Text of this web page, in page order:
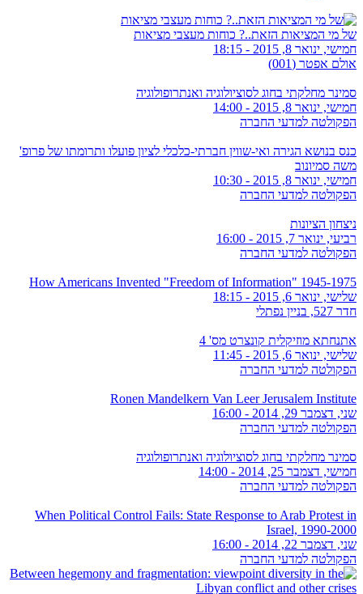
של מי המציאות הזאת..? כוחות מעצבי מציאות
חמישי, ינואר 8, 2015 - 18:15
אולם אפטר (001)
סמינר מחלקתי בחוג לסוציולוגיה ואנתרופולוגיה
חמישי, ינואר 8, 2015 - 14:00
הפקולטה למדעי החברה
כנס בנושא הגירה ואי-שווין חברתי-כלכלי לציון פועלו ותרומתו של פרופ'
משה סמיונוב
חמישי, ינואר 8, 2015 - 10:30
הפקולטה למדעי החברה
ניצחון הציונות
רביעי, ינואר 7, 2015 - 16:00
הפקולטה למדעי החברה
How Americans Invented "Freedom of Information" 1945-1975
שלישי, ינואר 6, 2015 - 18:15
חדר 527, בניין נפתלי
אתנחתא מוזיקלית קונצרט מס' 4
שלישי, ינואר 6, 2015 - 11:45
הפקולטה למדעי החברה
Ronen Mandelkern Van Leer Jerusalem Institute
שני, דצמבר 29, 2014 - 16:00
הפקולטה למדעי החברה
סמינר מחלקתי בחוג לסוציולוגיה ואנתרופולוגיה
חמישי, דצמבר 25, 2014 - 14:00
הפקולטה למדעי החברה
When Political Control Fails: State Response to Arab Protest in
Israel, 1990-2000
שני, דצמבר 22, 2014 - 16:00
הפקולטה למדעי החברה